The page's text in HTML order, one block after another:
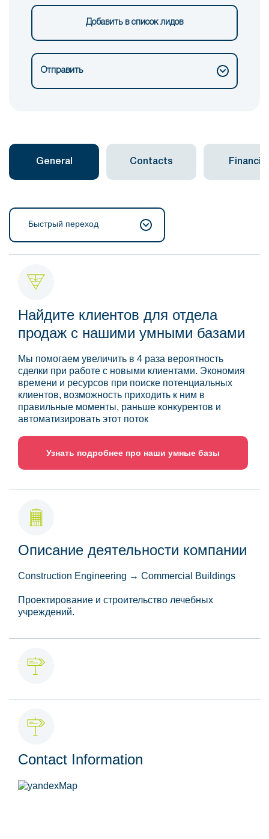
Добавить в список лидов
Отправить
General Contacts Financial
Быстрый переход
Найдите клиентов для отдела
продаж с нашими умными базами
Мы помогаем увеличить в 4 раза вероятность
сделки при работе с новыми клиентами. Экономия
времени и ресурсов при поиске потенциальных
клиентов, возможность приходить к ним в
правильные моменты, раньше конкурентов и
автоматизировать этот поток
Узнать подробнее про наши умные базы
Описание деятельности компании
Construction Engineering → Commercial Buildings
Проектирование и строительство лечебных
учреждений.
Contact Information